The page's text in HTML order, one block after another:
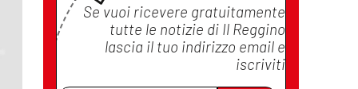
Se vuoi ricevere gratuitamente
tutte le notizie di Il Reggino
lascia il tuo indirizzo email e
iscriviti